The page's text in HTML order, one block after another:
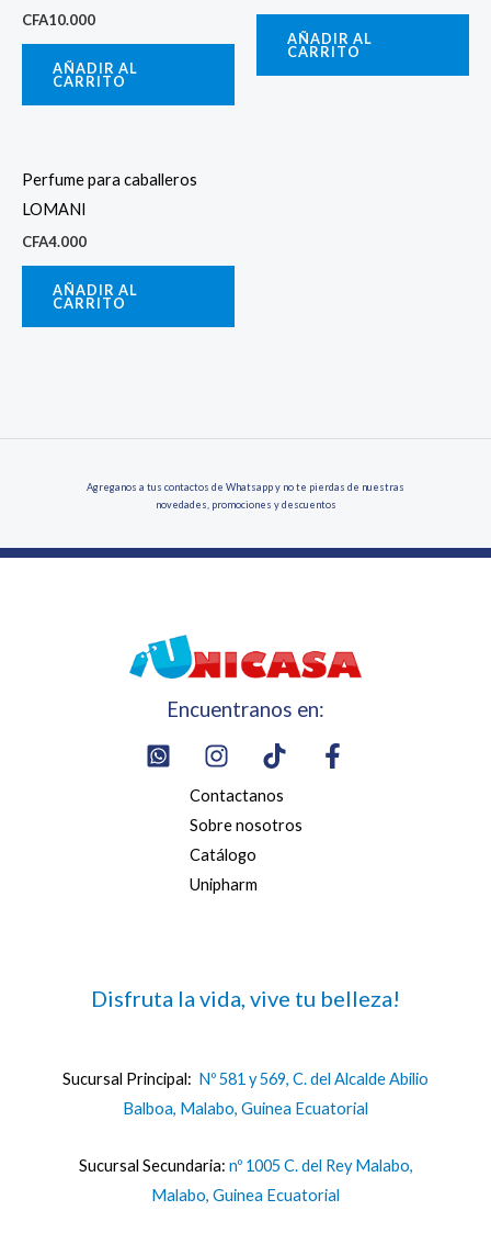
CFA10.000
AÑADIR AL
CARRITO
AÑADIR AL
CARRITO
Perfume para caballeros
LOMANI
CFA4.000
AÑADIR AL
CARRITO
Agreganos a tus contactos de Whatsapp y no te pierdas de nuestras
novedades, promociones y descuentos
Encuentranos en:
Contactanos
Sobre nosotros
Catálogo
Unipharm
Disfruta la vida, vive tu belleza!
Sucursal Principal: Nº 581 y 569, C. del Alcalde Abilio
Balboa, Malabo, Guinea Ecuatorial
Sucursal Secundaria: nº 1005 C. del Rey Malabo,
Malabo, Guinea Ecuatorial